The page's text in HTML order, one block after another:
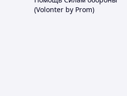
(Volonter by Prom)